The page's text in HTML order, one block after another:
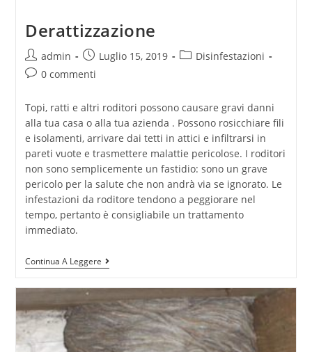
Derattizzazione
admin Luglio 15, 2019
Disinfestazioni
0 commenti
Topi, ratti e altri roditori possono causare gravi danni
alla tua casa o alla tua azienda . Possono rosicchiare fili
e isolamenti, arrivare dai tetti in attici e infiltrarsi in
pareti vuote e trasmettere malattie pericolose. I roditori
non sono semplicemente un fastidio: sono un grave
pericolo per la salute che non andrà via se ignorato. Le
infestazioni da roditore tendono a peggiorare nel
tempo, pertanto è consigliabile un trattamento
immediato.
Continua A Leggere